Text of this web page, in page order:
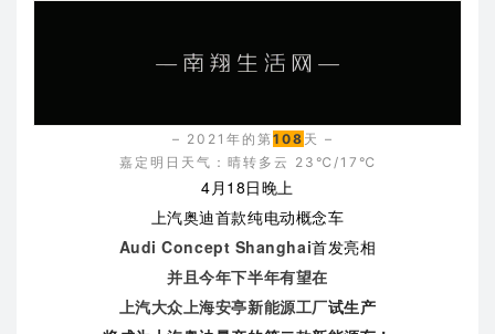
– 2021年的第108 天 –
嘉定明日天气：晴转多云 23℃/17℃
4月18日晚上
上汽奥迪首款纯电动概念车
Audi Concept Shanghai首发亮相
并且今年下半年有望在
上汽大众上海安亭新能源工厂试生产